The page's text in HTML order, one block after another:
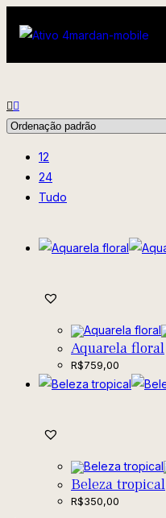
12
24
Tudo
Aquarela floral
R$759,00
Beleza tropical
R$350,00